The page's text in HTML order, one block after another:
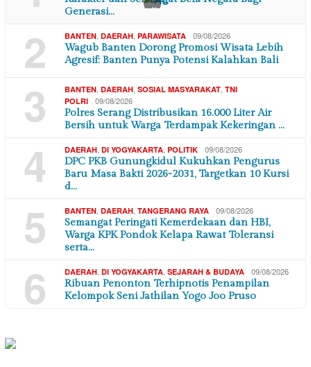
Generasi…
2 BANTEN DAERAH PARAWISATA 09/08/2026
Wagub Banten Dorong Promosi Wisata Lebih
Agresif: Banten Punya Potensi Kalahkan Bali
3 BANTEN DAERAH SOSIAL MASYARAKAT TNI
POLRI
09/08/2026
Polres Serang Distribusikan 16.000 Liter Air
Bersih untuk Warga Terdampak Kekeringan …
4 DAERAH DI YOGYAKARTA POLITIK 09/08/2026
DPC PKB Gunungkidul Kukuhkan Pengurus
Baru Masa Bakti 2026-2031, Targetkan 10 Kursi
d…
5 BANTEN DAERAH TANGERANG RAYA 09/08/2026
Semangat Peringati Kemerdekaan dan HBI,
Warga KPK Pondok Kelapa Rawat Toleransi
serta…
6 DAERAH DI YOGYAKARTA SEJARAH & BUDAYA 09/08/2026
Ribuan Penonton Terhipnotis Penampilan
Kelompok Seni Jathilan Yogo Joo Pruso
×